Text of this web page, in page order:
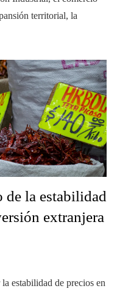
territorial, la
la estabilidad
extranjera
estabilidad de precios en